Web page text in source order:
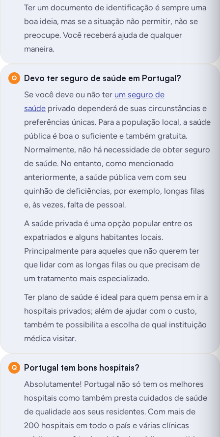
Ter um documento de identificação é sempre uma
boa ideia, mas se a situação não permitir, não se
preocupe. Você receberá ajuda de qualquer
maneira.
Devo ter seguro de saúde em Portugal?
Se você deve ou não ter um seguro de
saúde privado dependerá de suas circunstâncias e
preferências únicas. Para a população local, a saúde
pública é boa o suficiente e também gratuita.
Normalmente, não há necessidade de obter seguro
de saúde. No entanto, como mencionado
anteriormente, a saúde pública vem com seu
quinhão de deficiências, por exemplo, longas filas
e, às vezes, falta de pessoal.
A saúde privada é uma opção popular entre os
expatriados e alguns habitantes locais.
Principalmente para aqueles que não querem ter
que lidar com as longas filas ou que precisam de
um tratamento mais especializado.
Ter plano de saúde é ideal para quem pensa em ir a
hospitais privados; além de ajudar com o custo,
também te possibilita a escolha de qual instituição
médica visitar.
Portugal tem bons hospitais?
Absolutamente! Portugal não só tem os melhores
hospitais como também presta cuidados de saúde
de qualidade aos seus residentes. Com mais de
200 hospitais em todo o país e várias clínicas